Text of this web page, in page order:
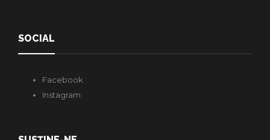
SOCIAL
Facebook
Instagram